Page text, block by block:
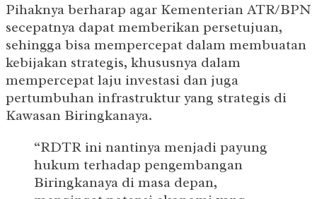
Pihaknya berharap agar Kementerian ATR/BPN
secepatnya dapat memberikan persetujuan,
sehingga bisa mempercepat dalam membuatan
kebijakan strategis, khususnya dalam
mempercepat laju investasi dan juga
pertumbuhan infrastruktur yang strategis di
Kawasan Biringkanaya.
“RDTR ini nantinya menjadi payung
hukum terhadap pengembangan
Biringkanaya di masa depan,